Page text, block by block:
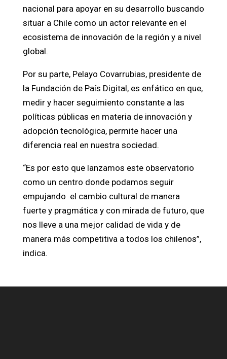
nacional para apoyar en su desarrollo buscando
situar a Chile como un actor relevante en el
ecosistema de innovación de la región y a nivel
global.
Por su parte, Pelayo Covarrubias, presidente de
la Fundación de País Digital, es enfático en que,
medir y hacer seguimiento constante a las
políticas públicas en materia de innovación y
adopción tecnológica, permite hacer una
diferencia real en nuestra sociedad.
“Es por esto que lanzamos este observatorio
como un centro donde podamos seguir
empujando el cambio cultural de manera
fuerte y pragmática y con mirada de futuro, que
nos lleve a una mejor calidad de vida y de
manera más competitiva a todos los chilenos”,
indica.